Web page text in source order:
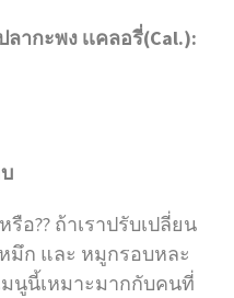
ากะพง เเคลอรี่(Cal.):
อ?? ถ้าเราปรับเปลี่ยน
มึก และ หมูกรอบหละ
นูนี้เหมาะมากกับคนที่